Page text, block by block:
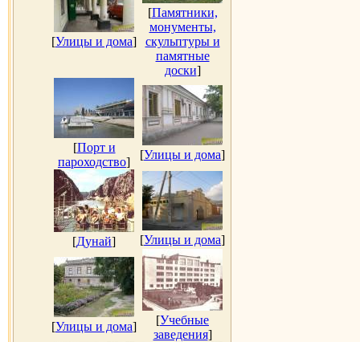
[Улицы и дома]
[Памятники,
монументы,
скульптуры и
памятные
доски]
[Порт и
пароходство]
[Улицы и дома]
[Дунай] [Улицы и дома]
[Улицы и дома] [Учебные
заведения]